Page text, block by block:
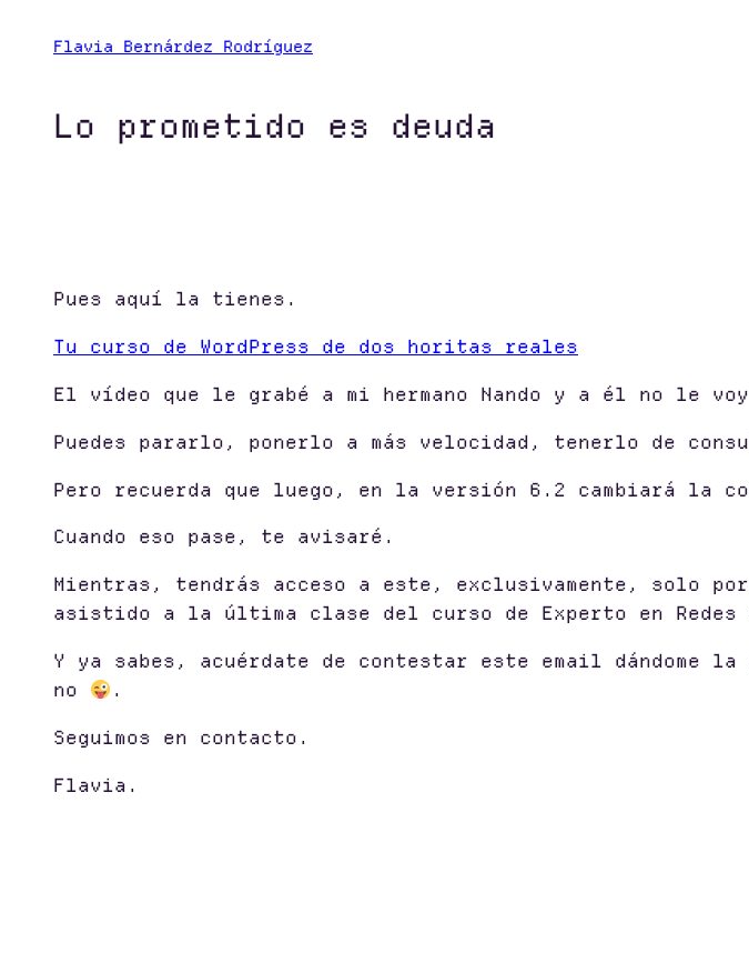
Flavia Bernárdez Rodríguez
Lo prometido es deuda
Pues aquí la tienes.
Tu curso de WordPress de dos horitas reales
El vídeo que le grabé a mi hermano Nando y a él no le
Puedes pararlo, ponerlo a más velocidad, tenerlo de
Pero recuerda que luego, en la versión 6.2 cambiará la
Cuando eso pase, te avisaré.
Mientras, tendrás acceso a este, exclusivamente, solo
asistido a la última clase del curso de Experto en
Y ya sabes, acuérdate de contestar este email
no
.
Seguimos en contacto.
Flavia.